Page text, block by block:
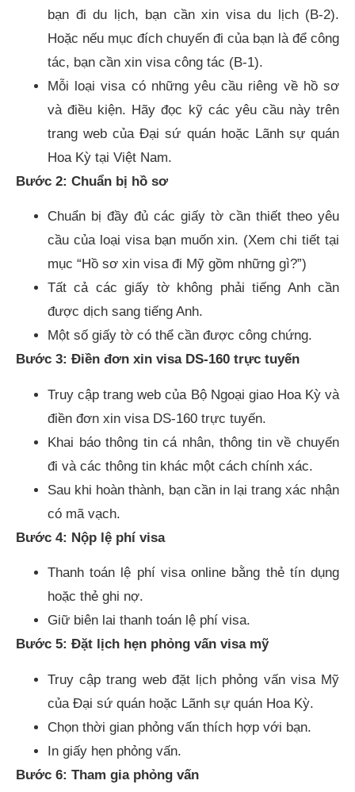
bạn đi du lịch, bạn cần xin visa du lịch (B-2).
Hoặc nếu mục đích chuyến đi của bạn là để công
tác, bạn cần xin visa công tác (B-1).
Mỗi loại visa có những yêu cầu riêng về hồ sơ
và điều kiện. Hãy đọc kỹ các yêu cầu này trên
trang web của Đại sứ quán hoặc Lãnh sự quán
Hoa Kỳ tại Việt Nam.
Bước 2: Chuẩn bị hồ sơ
Chuẩn bị đầy đủ các giấy tờ cần thiết theo yêu
cầu của loại visa bạn muốn xin. (Xem chi tiết tại
mục “Hồ sơ xin visa đi Mỹ gồm những gì?”)
Tất cả các giấy tờ không phải tiếng Anh cần
được dịch sang tiếng Anh.
Một số giấy tờ có thể cần được công chứng.
Bước 3: Điền đơn xin visa DS-160 trực tuyến
Truy cập trang web của Bộ Ngoại giao Hoa Kỳ và
điền đơn xin visa DS-160 trực tuyến.
Khai báo thông tin cá nhân, thông tin về chuyến
đi và các thông tin khác một cách chính xác.
Sau khi hoàn thành, bạn cần in lại trang xác nhận
có mã vạch.
Bước 4: Nộp lệ phí visa
Thanh toán lệ phí visa online bằng thẻ tín dụng
hoặc thẻ ghi nợ.
Giữ biên lai thanh toán lệ phí visa.
Bước 5: Đặt lịch hẹn phỏng vấn visa mỹ
Truy cập trang web đặt lịch phỏng vấn visa Mỹ
của Đại sứ quán hoặc Lãnh sự quán Hoa Kỳ.
Chọn thời gian phỏng vấn thích hợp với bạn.
In giấy hẹn phỏng vấn.
Bước 6: Tham gia phỏng vấn